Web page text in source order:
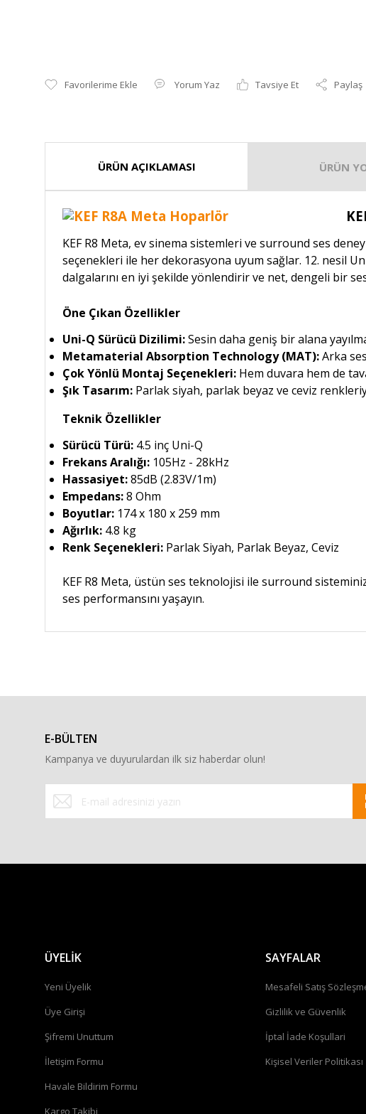
Yorum Yaz Tavsiye Et Paylaş
ÜRÜN AÇIKLAMASI ÜRÜN
KEF R8 Meta, ev sinema sistemleri ve surround ses
seçenekleri ile her dekorasyona uyum sağlar. 12. nesil
dalgalarını en iyi şekilde yönlendirir ve net, dengeli bir
Öne Çıkan Özellikler
Uni-Q Sürücü Dizilimi:Sesin daha geniş bir alana
Metamaterial Absorption Technology (MAT):Arka
Çok Yönlü Montaj Seçenekleri: Hem duvara hem de
Şık Tasarım: Parlak siyah, parlak beyaz ve ceviz
Teknik Özellikler
Sürücü Türü: 4.5 inç Uni-Q
Frekans Aralığı: 105Hz - 28kHz
Hassasiyet:85dB (2.83V/1m)
Empedans:8 Ohm
Boyutlar: 174 x 180 x 259 mm
Ağırlık: 4.8 kg
Renk Seçenekleri: Parlak Siyah, Parlak Beyaz, Ceviz
KEF R8 Meta, üstün ses teknolojisi ile surround
ses performansını yaşayın.
Ürün bilgilerinde hatalar bulunuyor.
Ürün fiyatı diğer sitelerden daha pahalı.
Bu ürüne benzer farklı alternatifler olmalı.
E-BÜLTEN
Kampanya ve duyurulardan ilk siz haberdar olun!
ÜYELİK
Yeni Üyelik
Üye Girişi
Şifremi Unuttum
İletişim Formu
Havale Bildirim Formu
Kargo Takibi
SAYFALAR
Mesafeli Satış
Gizlilik ve Güvenlik
İptal İade Koşullari
Kişisel Veriler Politikası